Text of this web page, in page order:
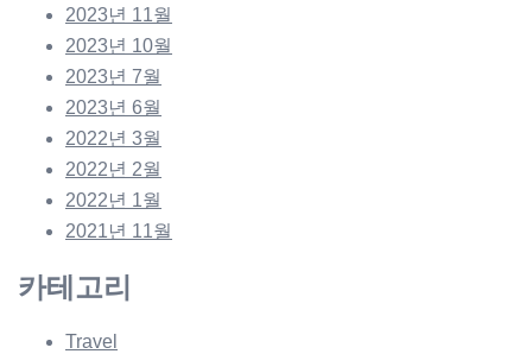
2023년 11월
2023년 10월
2023년 7월
2023년 6월
2022년 3월
2022년 2월
2022년 1월
2021년 11월
카테고리
Travel